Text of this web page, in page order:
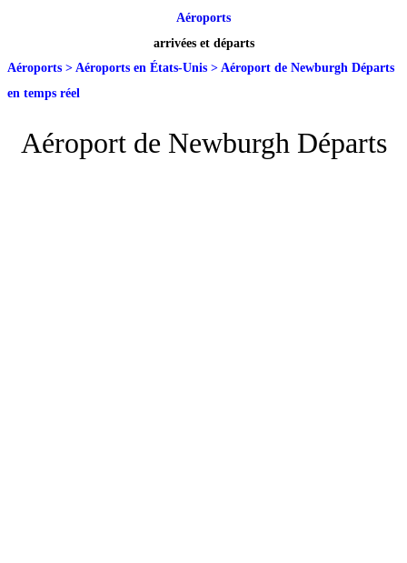
Aéroports
arrivées et départs
Aéroports > Aéroports en États-Unis > Aéroport de Newburgh Départs
en temps réel
Aéroport de Newburgh Départs